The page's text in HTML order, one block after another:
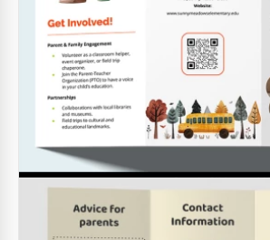
Brochure del ritorno a
settimana di scuola
Opuscolo della Scuola
Puoi ottenere il nostro gratuito
di Opuscolo Scolastico in Google
clic.
Google Slides